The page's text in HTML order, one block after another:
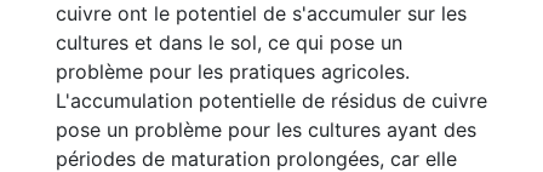
cuivre ont le potentiel de s'accumuler sur les
cultures et dans le sol, ce qui pose un
problème pour les pratiques agricoles.
L'accumulation potentielle de résidus de cuivre
pose un problème pour les cultures ayant des
périodes de maturation prolongées, car elle